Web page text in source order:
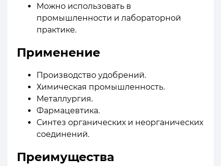
Можно использовать в
промышленности и лабораторной
практике.
Применение
Производство удобрений.
Химическая промышленность.
Металлургия.
Фармацевтика.
Синтез органических и неорганических
соединений.
Преимущества